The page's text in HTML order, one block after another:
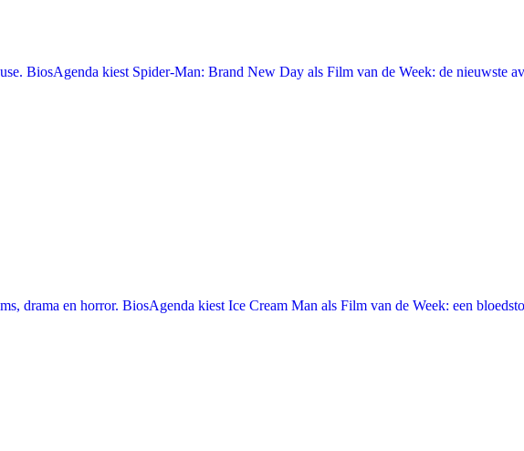
BiosAgenda kiest Spider-Man: Brand New Day als Film van de Week: de nieuwste
drama en horror. BiosAgenda kiest Ice Cream Man als Film van de Week: een